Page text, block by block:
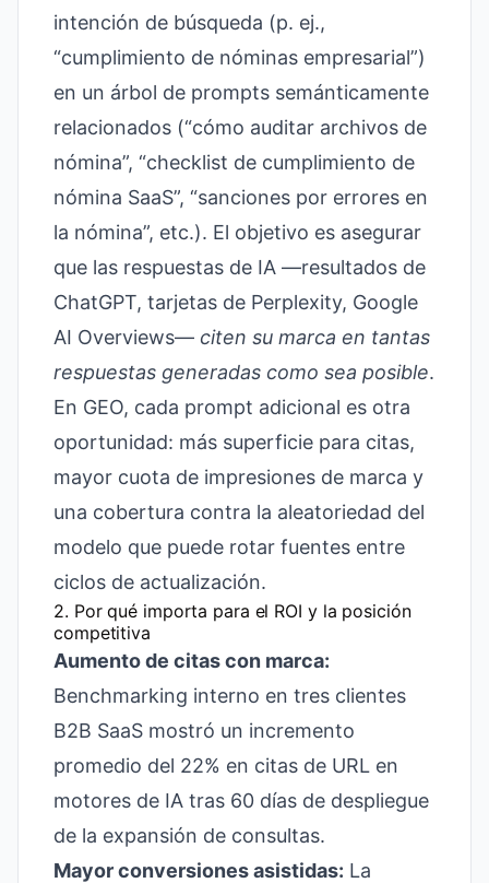
intención de búsqueda (p. ej.,
“cumplimiento de nóminas empresarial”)
en un árbol de prompts semánticamente
relacionados (“cómo auditar archivos de
nómina”, “checklist de cumplimiento de
nómina SaaS”, “sanciones por errores en
la nómina”, etc.). El objetivo es asegurar
que las respuestas de IA —resultados de
ChatGPT, tarjetas de Perplexity, Google
AI Overviews— citen su marca en tantas
respuestas generadas como sea posible.
En GEO, cada prompt adicional es otra
oportunidad: más superficie para citas,
mayor cuota de impresiones de marca y
una cobertura contra la aleatoriedad del
modelo que puede rotar fuentes entre
ciclos de actualización.
2. Por qué importa para el ROI y la posición
competitiva
Aumento de citas con marca:
Benchmarking interno en tres clientes
B2B SaaS mostró un incremento
promedio del 22% en citas de URL en
motores de IA tras 60 días de despliegue
de la expansión de consultas.
Mayor conversiones asistidas: La